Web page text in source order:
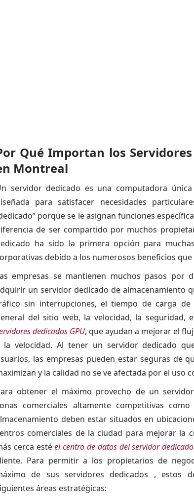
Qué Importan los
Montreal
servidor dedicado es una computadora
para satisfacer necesidades
porque se le asignan funciones
de ser compartido por muchos
ha sido la primera opción para
debido a los numerosos beneficios que
empresas se mantienen muchos pasos por
un servidor dedicado de almacenamiento
sin interrupciones, el tiempo de carga de
del sitio web, la velocidad, la seguridad,
dedicados GPU, que ayudan a mejorar el
la velocidad. Al tener un servidor dedicado
las empresas pueden estar seguras de
y la calidad no se ve afectada por el uso
obtener el máximo provecho de un
comerciales altamente competitivas
deben estar situados en
comerciales de la ciudad para mejorar la
cerca estéel centro de datos del servidor dedicado
Para permitir a los propietarios de
de sus servidores dedicados , estos
áreas estratégicas: